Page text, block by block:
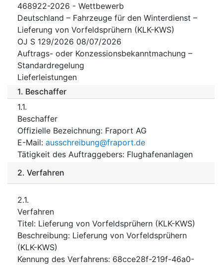
468922-2026 - Wettbewerb
Deutschland – Fahrzeuge für den Winterdienst –
Lieferung von Vorfeldsprühern (KLK-KWS)
OJ S 129/2026 08/07/2026
Auftrags- oder Konzessionsbekanntmachung –
Standardregelung
Lieferleistungen
1. Beschaffer
1.1.
Beschaffer
Offizielle Bezeichnung: Fraport AG
E-Mail: ausschreibung@fraport.de
Tätigkeit des Auftraggebers: Flughafenanlagen
2. Verfahren
2.1.
Verfahren
Titel: Lieferung von Vorfeldsprühern (KLK-KWS)
Beschreibung: Lieferung von Vorfeldsprühern
(KLK-KWS)
Kennung des Verfahrens: 68cce28f-219f-46a0-